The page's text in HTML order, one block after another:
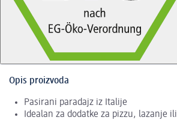
Opis proizvoda
Pasirani paradajz iz Italije
Idealan za dodatke za pizzu, lazanje